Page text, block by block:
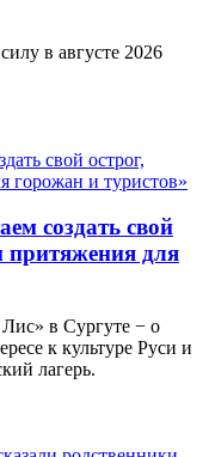
в августе 2026
создать свой
притяжения для
в Сургуте − о
к культуре Руси и
лагерь.